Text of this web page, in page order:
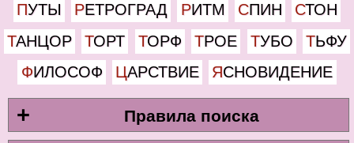
ПУТЫ
РЕТРОГРАД РИТМ СПИН
СТОН
ТАНЦОР
ТОРТ ТОРФ ТРОЕ ТУБО
ТЬФУ
ФИЛОСОФ
ЦАРСТВИЕ ЯСНОВИДЕНИЕ
+ Правила поиска